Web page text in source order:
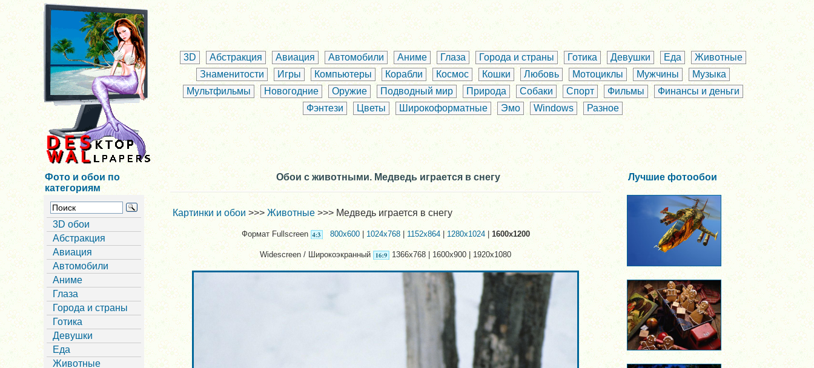
3D Абстракция Авиация Автомобили Аниме Глаза Города и страны Готика Девушки Еда
Животные
Знаменитости
Игры Компьютеры Корабли Космос Кошки Любовь Мотоциклы Мужчины
Музыка
Мультфильмы
Новогодние Оружие Подводный мир Природа Собаки Спорт Фильмы
Финансы и деньги
Фэнтези
Цветы Широкоформатные Эмо Windows Разное
Фото и обои по
категориям
3D обои
Абстракция
Авиация
Автомобили
Аниме
Глаза
Города и страны
Готика
Девушки
Еда
Животные
Обои с животными. Медведь играется в снегу
Картинки и обои>>>Животные>>> Медведь играется в снегу
Формат Fullscreen 800x600|1024x768| 1152x864|1280x1024| 1600x1200
Widescreen / Широкоэкранный 1366x768 | 1600x900 | 1920x1080
Лучшие фотообои